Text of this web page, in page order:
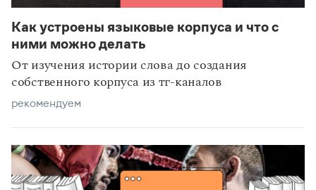
статьи технологии
Как устроены языковые корпуса и что с
ними можно делать
От изучения истории слова до создания
собственного корпуса из тг-каналов
рекомендуем